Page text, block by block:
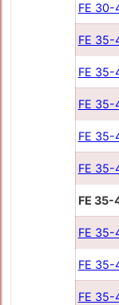
FE 30-
FE 35-
FE 35-
FE 35-
FE 35-
FE 35-
FE 35-
FE 35-
FE 35-
FE 35-